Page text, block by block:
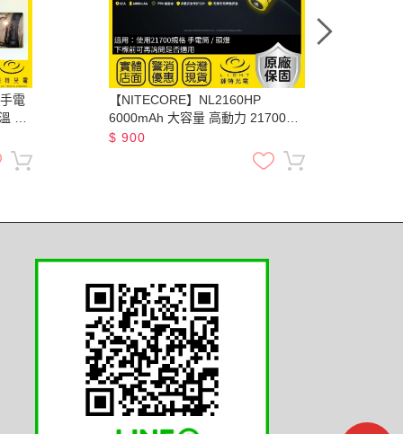
電
尾
【NITECORE】NL2160HP
6000mAh 大容量 高動力 21700充
電電池 20A 3.6V
$ 900